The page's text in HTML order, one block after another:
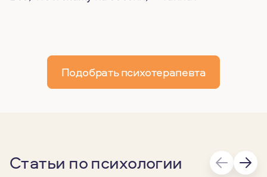
Подобрать психотерапевта
Статьи по психологии